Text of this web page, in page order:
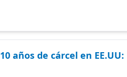
años de cárcel en EE.UU: